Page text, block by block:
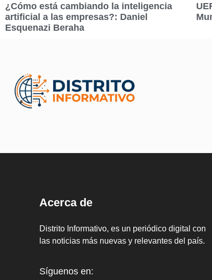
¿Cómo está cambiando la inteligencia
artificial a las empresas?: Daniel
Esquenazi Beraha
Acerca de
Distrito Informativo, es un periódico digital con
las noticias más nuevas y relevantes del país.
Síguenos en: